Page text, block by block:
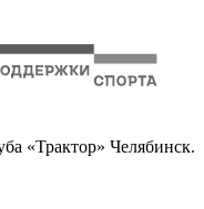
«Трактор» Челябинск.